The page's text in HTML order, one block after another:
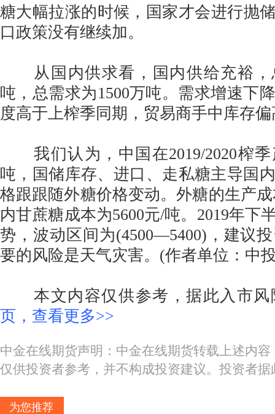
糖大幅拉涨的时候，国家才会进行抛
口政策没有继续加。
从国内供求看，国内供给充裕，
吨，总需求为1500万吨。需求增速下
度高于上榨季同期，贸易商手中库存
我们认为，中国在2019/2020榨季
吨，国储库存、进口、走私糖主导国
格跟跟随外糖价格变动。外糖的生产
内甘蔗糖成本为5600元/吨。2019年下
势，波动区间为(4500—5400)，建议
要的风险是天气灾害。(作者单位：中
本文内容仅供参考，据此入市风
页，查看更多>>
中金在线期货声明：中金在线期货转载上述内
仅供投资者参考，并不构成投资建议。投资者
为您推荐